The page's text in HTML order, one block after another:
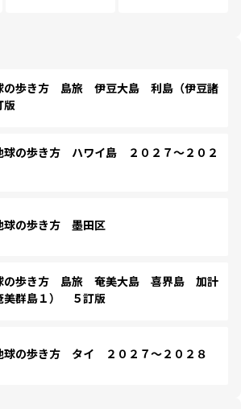
の歩き方 島旅 伊豆大島 利島（伊豆諸
の歩き方 ハワイ島 ２０２７～２０２
の歩き方 墨田区
の歩き方 島旅 奄美大島 喜界島 加計
美群島１） ５訂版
の歩き方 タイ ２０２７～２０２８